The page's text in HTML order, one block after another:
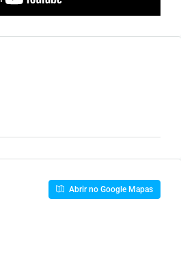
Abrir no Google Mapas